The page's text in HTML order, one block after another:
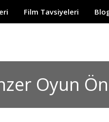
Film Tavsiyeleri
Oyun